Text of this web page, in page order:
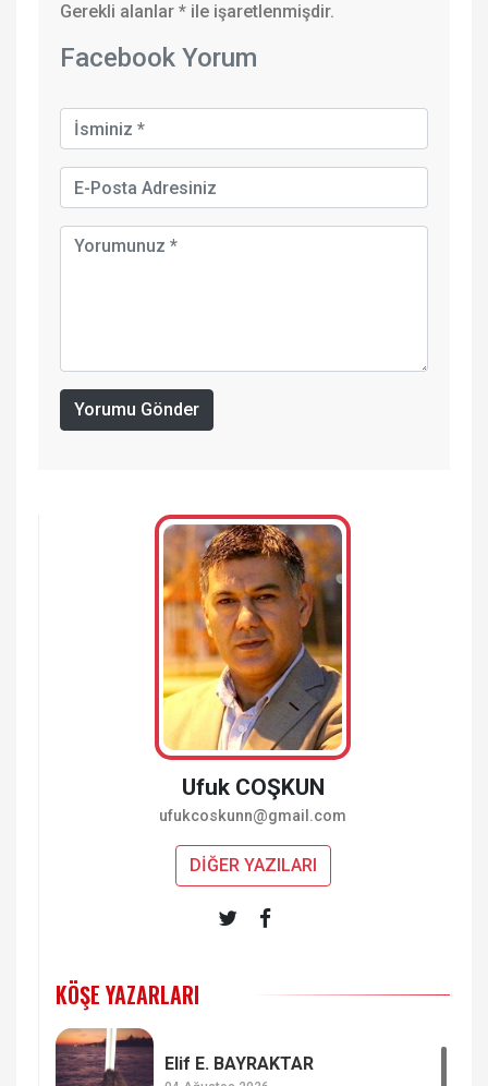
Gerekli alanlar * ile işaretlenmişdir.
Facebook Yorum
Yorumu Gönder
Ufuk COŞKUN
ufukcoskunn@gmail.com
DİĞER YAZILARI
KÖŞE YAZARLARI
Elif E. BAYRAKTAR